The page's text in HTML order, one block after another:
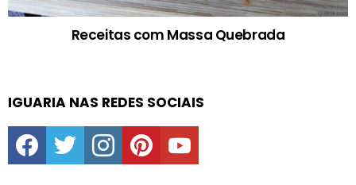
Receitas com Massa Quebrada
IGUARIA NAS REDES SOCIAIS
facebooktwitter instagrampinterestyoutube